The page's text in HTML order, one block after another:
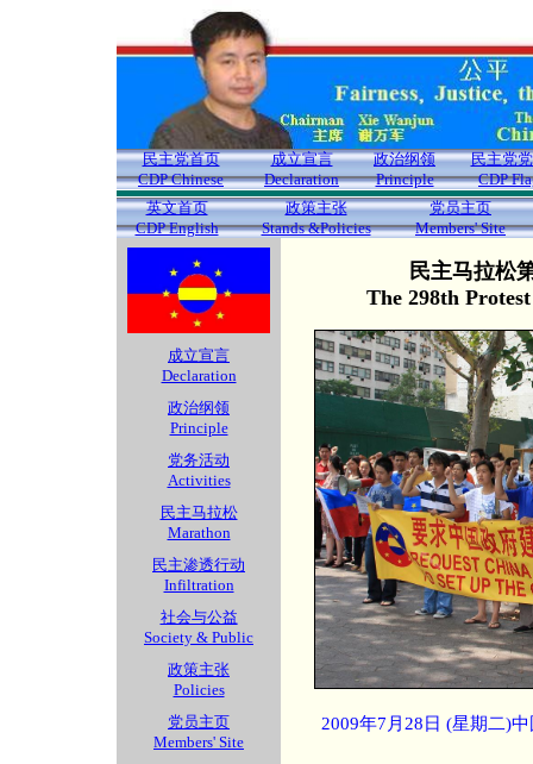
民主党首页
CDP Chinese
成立宣言
Declaration
政治纲领
Principle
民主党
CDP
英文首页
CDP English
政策主张
Stands &Policies
党员主页
Members' Site
成立宣言
Declaration
政治纲领
Principle
党务活动
Activities
民主马拉松
Marathon
民主渗透行动
Infiltration
社会与公益
Society & Public
政策主张
Policies
党员主页
Members' Site
民主马拉松
The 298th
2009年7月28日 (星期二)